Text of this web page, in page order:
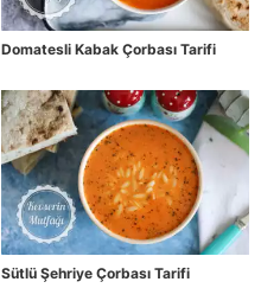
Domatesli Kabak Çorbası Tarifi
Sütlü Şehriye Çorbası Tarifi